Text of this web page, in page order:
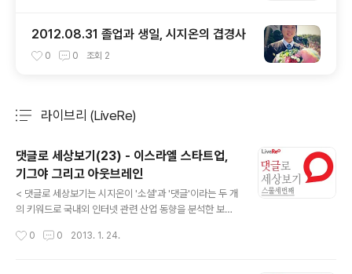
2012.08.31 졸업과 생일, 시지온의 겹경사
0 0 조회 2
라이브리 (LiveRe)
댓글로 세상보기(23) - 이스라엘 스타트업,
기그야 그리고 아웃브레인
< 댓글로 세상보기는 시지온이 '소셜'과 '댓글'이라는 두 개
의 키워드로 국내외 인터넷 관련 산업 동향을 분석한 보고
아직 소개되지 않은 해외 사례들의 소개와 라이브리가 보
0 0 2013. 1. 24.